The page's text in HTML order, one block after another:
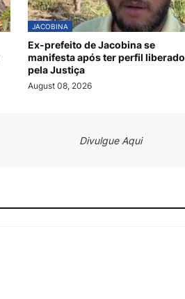
JACOBINA
Ex-prefeito de Jacobina se
manifesta após ter perfil liberado
pela Justiça
August 08, 2026
Divulgue Aqui